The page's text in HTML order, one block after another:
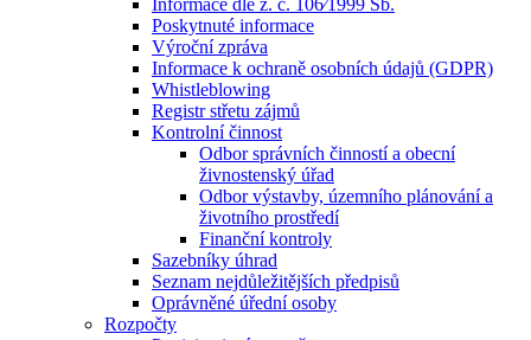
Informace dle z. č. 106⁄1999 Sb.
Poskytnuté informace
Výroční zpráva
Informace k ochraně osobních údajů (GDPR)
Whistleblowing
Registr střetu zájmů
Kontrolní činnost
Odbor správních činností a obecní
živnostenský úřad
Odbor výstavby, územního plánování a
životního prostředí
Finanční kontroly
Sazebníky úhrad
Seznam nejdůležitějších předpisů
Oprávněné úřední osoby
Rozpočty